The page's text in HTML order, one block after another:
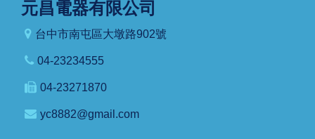
元昌電器有限公司
台中市南屯區大墩路902號
04-23234555
04-23271870
yc8882@gmail.com